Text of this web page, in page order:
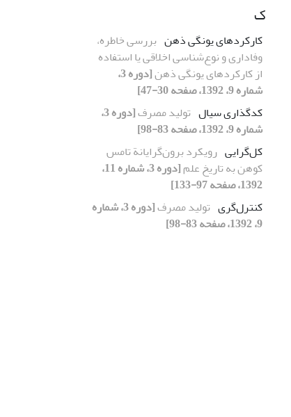
ک
کارکردهای یونگی ذهن بررسی خاطره،
وفاداری و نوع‌شناسی اخلاقی یا استفاده
از کارکردهای یونگی ذهن
[دوره 3،
شماره 9، 1392، صفحه 30-47]
کدگذاری سیال تولید مصرف
[دوره 3،
شماره 9، 1392، صفحه 83-98]
کل‌گرایی رویکرد برون‌گرایانة تامس
کوهن به تاریخ علم
[دوره 3، شماره 11،
1392، صفحه 97-133]
کنترل‌گری تولید مصرف
[دوره 3، شماره
9، 1392، صفحه 83-98]